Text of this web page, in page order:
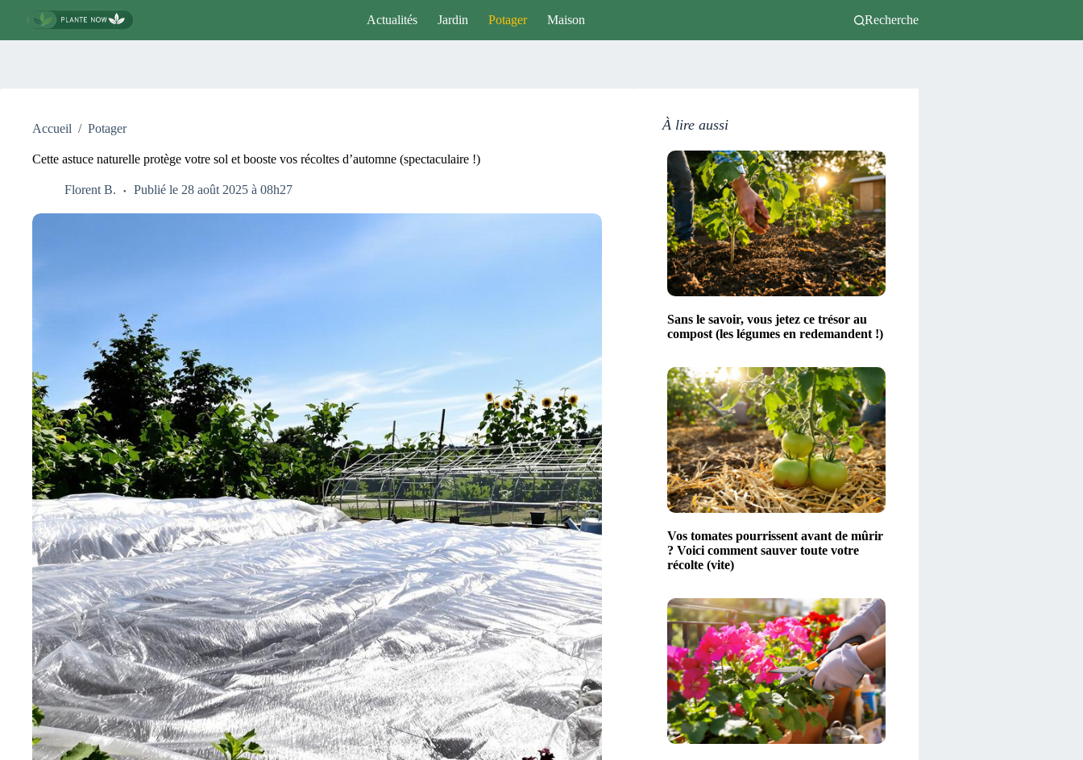
Actualités Jardin Potager Maison Recherche
Accueil / Potager
Cette astuce naturelle protège votre sol et booste vos récoltes d’automne (spectaculaire !)
Florent B. Publié le 28 août 2025 à 08h27
À lire aussi
Sans le savoir, vous jetez ce trésor au
compost (les légumes en redemandent !)
Vos tomates pourrissent avant de mûrir
? Voici comment sauver toute votre
récolte (vite)